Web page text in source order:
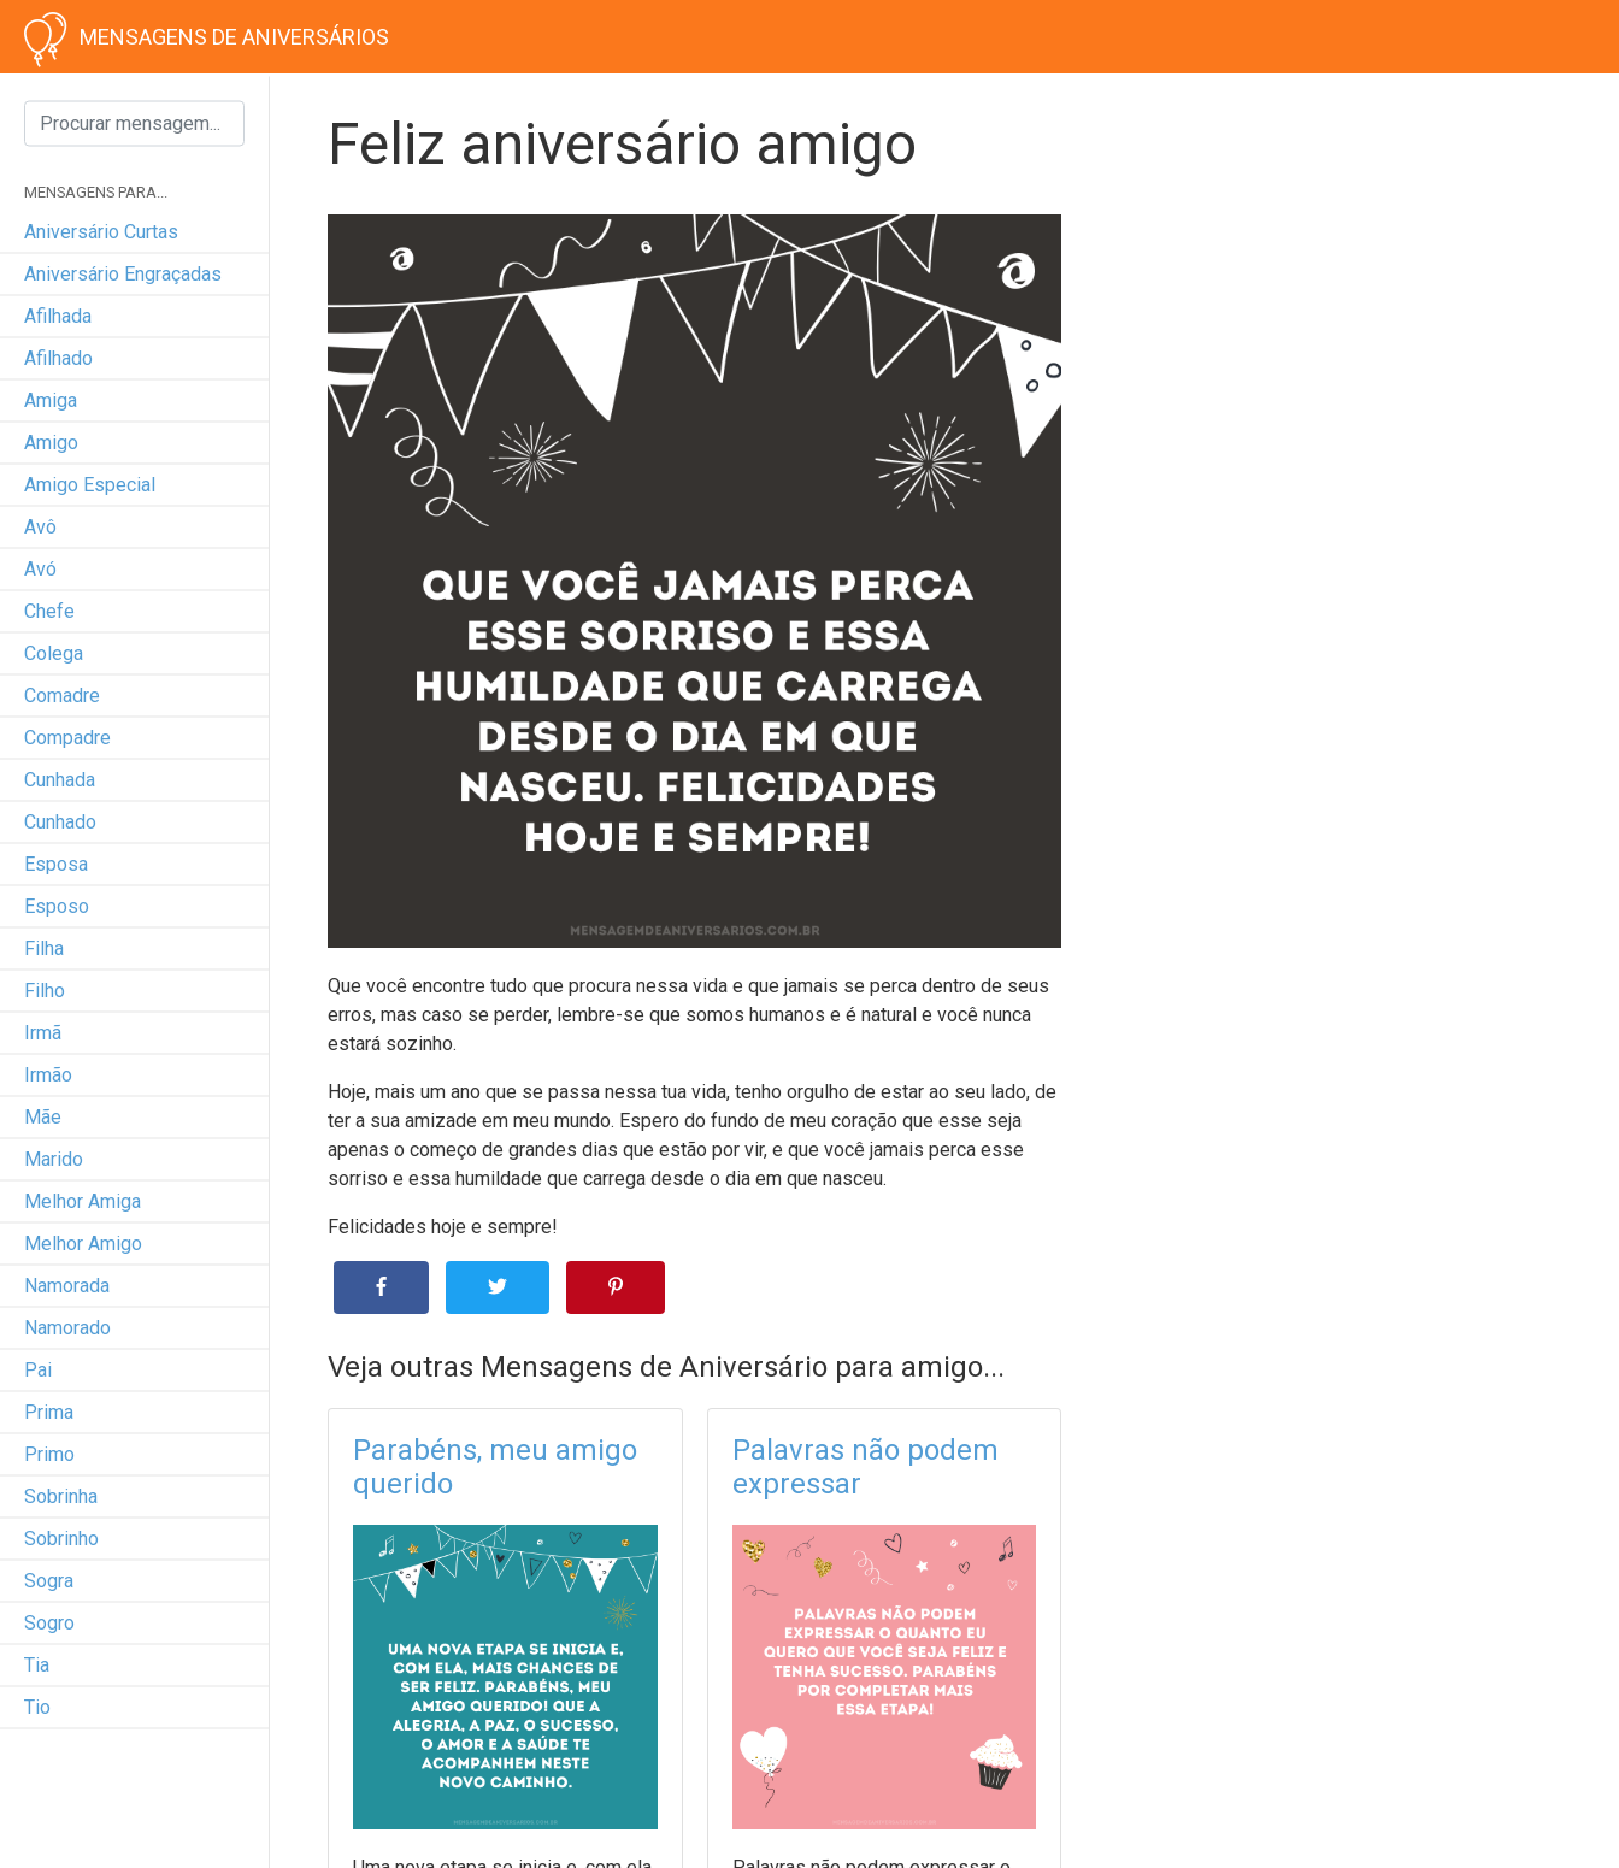
MENSAGENS DE ANIVERSÁRIOS
MENSAGENS PARA...
Aniversário Curtas
Aniversário Engraçadas
Afilhada
Afilhado
Amiga
Amigo
Amigo Especial
Avô
Avó
Chefe
Colega
Comadre
Compadre
Cunhada
Cunhado
Esposa
Esposo
Filha
Filho
Irmã
Irmão
Mãe
Marido
Melhor Amiga
Melhor Amigo
Namorada
Namorado
Pai
Prima
Primo
Sobrinha
Sobrinho
Sogra
Sogro
Tia
Tio
Feliz aniversário amigo
Que você encontre tudo que procura nessa vida e que jamais se perca dentro de seus
erros, mas caso se perder, lembre-se que somos humanos e é natural e você nunca
estará sozinho.
Hoje, mais um ano que se passa nessa tua vida, tenho orgulho de estar ao seu lado, de
ter a sua amizade em meu mundo. Espero do fundo de meu coração que esse seja
apenas o começo de grandes dias que estão por vir, e que você jamais perca esse
sorriso e essa humildade que carrega desde o dia em que nasceu.
Felicidades hoje e sempre!
Veja outras Mensagens de Aniversário para amigo...
Parabéns, meu amigo
querido
Palavras não podem
expressar